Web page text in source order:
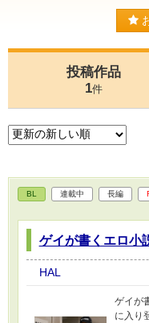
投稿作品
1件
BL 連載中 長編
ゲイが書くエロ小
HAL
ゲイが
に入り